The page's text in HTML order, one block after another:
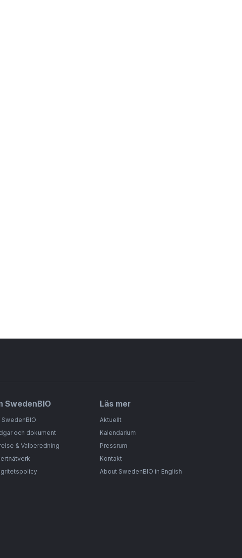
SwedenBIO
SwedenBIO
och dokument
& Valberedning
Läs mer
Aktuellt
Kalendarium
Pressrum
Kontakt
About SwedenBIO in English